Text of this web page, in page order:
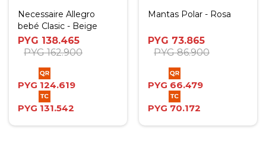
Necessaire Allegro
bebé Clasic - Beige
PYG 138.465
PYG 162.900
PYG 124.619
PYG 131.542
Mantas Polar - Rosa
PYG 73.865
PYG 86.900
PYG 66.479
PYG 70.172